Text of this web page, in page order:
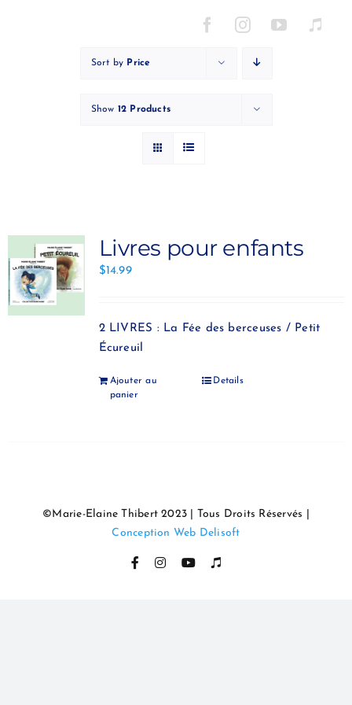
Sort by Price
Show 12 Products
Livres pour enfants
$14.99
2 LIVRES : La Fée des berceuses / Petit
Écureuil
Ajouter au
panier
Details
©Marie-Elaine Thibert 2023 | Tous Droits Réservés |
Conception Web Delisoft
FacebookInstagramYouTube